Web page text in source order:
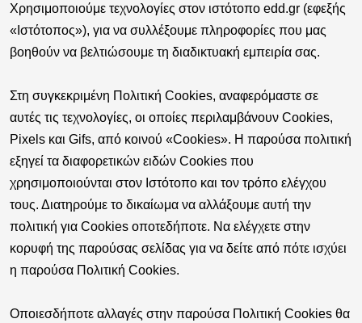
Χρησιμοποιούμε τεχνολογίες στον ιστότοπο edd.gr (εφεξής
« Ιστότοπος»), για να συλλέξουμε πληροφορίες που μας
βοηθούν να βελτιώσουμε τη διαδικτυακή εμπειρία σας.
Στη συγκεκριμένη Πολιτική Cookies, αναφερόμαστε σε
αυτές τις τεχνολογίες, οι οποίες περιλαμβάνουν Cookies,
Pixels και Gifs, από κοινού «Cookies». Η παρούσα πολιτική
εξηγεί τα διαφορετικών ειδών Cookies που
χρησιμοποιούνται στον Ιστότοπο και τον τρόπο ελέγχου
τους. Διατηρούμε το δικαίωμα να αλλάξουμε αυτή την
πολιτική για Cookies οποτεδήποτε. Να ελέγχετε στην
κορυφή της παρούσας σελίδας για να δείτε από πότε ισχύει
η παρούσα Πολιτική Cookies.
Οποιεσδήποτε αλλαγές στην παρούσα Πολιτική Cookies θα